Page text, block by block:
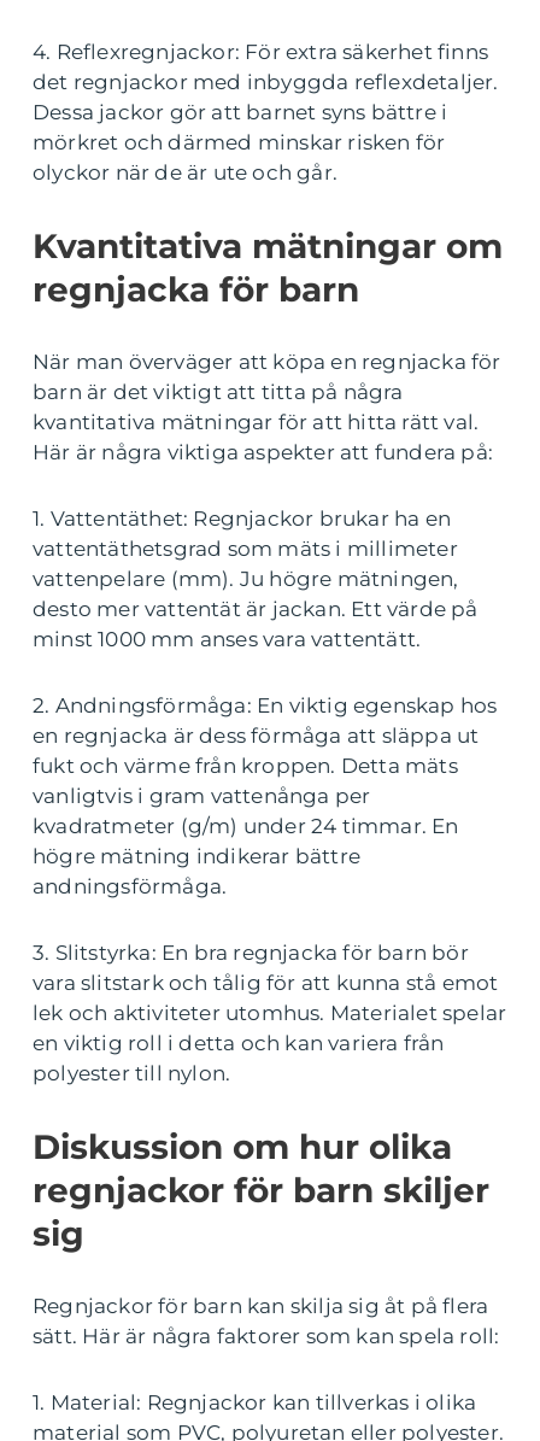
4. Reflexregnjackor: För extra säkerhet finns
det regnjackor med inbyggda reflexdetaljer.
Dessa jackor gör att barnet syns bättre i
mörkret och därmed minskar risken för
olyckor när de är ute och går.
Kvantitativa mätningar om
regnjacka för barn
När man överväger att köpa en regnjacka för
barn är det viktigt att titta på några
kvantitativa mätningar för att hitta rätt val.
Här är några viktiga aspekter att fundera på:
1. Vattentäthet: Regnjackor brukar ha en
vattentäthetsgrad som mäts i millimeter
vattenpelare (mm). Ju högre mätningen,
desto mer vattentät är jackan. Ett värde på
minst 1000 mm anses vara vattentätt.
2. Andningsförmåga: En viktig egenskap hos
en regnjacka är dess förmåga att släppa ut
fukt och värme från kroppen. Detta mäts
vanligtvis i gram vattenånga per
kvadratmeter (g/m) under 24 timmar. En
högre mätning indikerar bättre
andningsförmåga.
3. Slitstyrka: En bra regnjacka för barn bör
vara slitstark och tålig för att kunna stå emot
lek och aktiviteter utomhus. Materialet spelar
en viktig roll i detta och kan variera från
polyester till nylon.
Diskussion om hur olika
regnjackor för barn skiljer
sig
Regnjackor för barn kan skilja sig åt på flera
sätt. Här är några faktorer som kan spela roll:
1. Material: Regnjackor kan tillverkas i olika
material som PVC, polyuretan eller polyester.